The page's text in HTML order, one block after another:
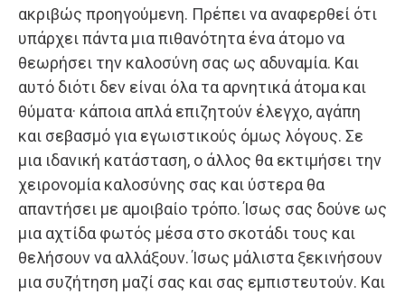
ακριβώς προηγούμενη. Πρέπει να αναφερθεί ότι
υπάρχει πάντα μια πιθανότητα ένα άτομο να
θεωρήσει την καλοσύνη σας ως αδυναμία. Και
αυτό διότι δεν είναι όλα τα αρνητικά άτομα και
θύματα· κάποια απλά επιζητούν έλεγχο, αγάπη
και σεβασμό για εγωιστικούς όμως λόγους. Σε
μια ιδανική κατάσταση, ο άλλος θα εκτιμήσει την
χειρονομία καλοσύνης σας και ύστερα θα
απαντήσει με αμοιβαίο τρόπο. Ίσως σας δούνε ως
μια αχτίδα φωτός μέσα στο σκοτάδι τους και
θελήσουν να αλλάξουν. Ίσως μάλιστα ξεκινήσουν
μια συζήτηση μαζί σας και σας εμπιστευτούν. Και